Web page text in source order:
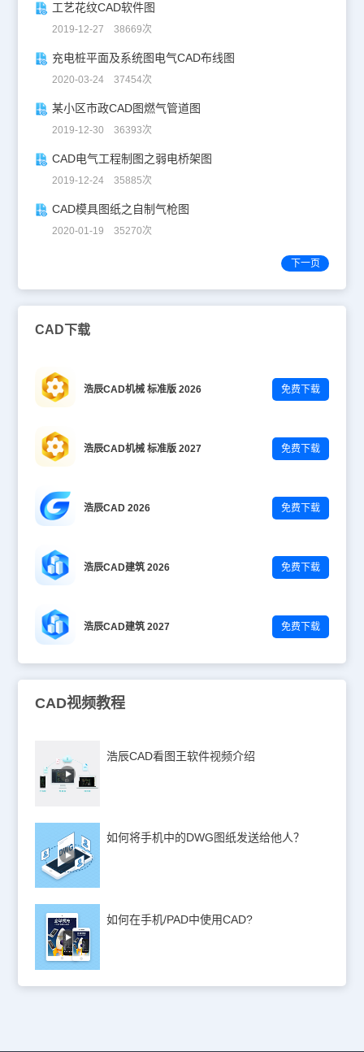
工艺花纹CAD软件图
2019-12-27 38669次
充电桩平面及系统图电气CAD布线图
2020-03-24 37454次
某小区市政CAD图燃气管道图
2019-12-30 36393次
CAD电气工程制图之弱电桥架图
2019-12-24 35885次
CAD模具图纸之自制气枪图
2020-01-19 35270次
下一页
CAD下载
浩辰CAD机械 标准版 2026 免费下载
浩辰CAD机械 标准版 2027 免费下载
浩辰CAD 2026 免费下载
浩辰CAD建筑 2026 免费下载
浩辰CAD建筑 2027 免费下载
CAD视频教程
浩辰CAD看图王软件视频介绍
如何将手机中的DWG图纸发送给他人？
如何在手机/PAD中使用CAD?